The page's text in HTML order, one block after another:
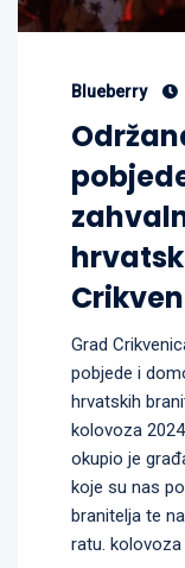
Blueberry
Grad
pobjede i
hrvatskih
kolovoza
okupio je
koje su nas
branitelja te
ratu.